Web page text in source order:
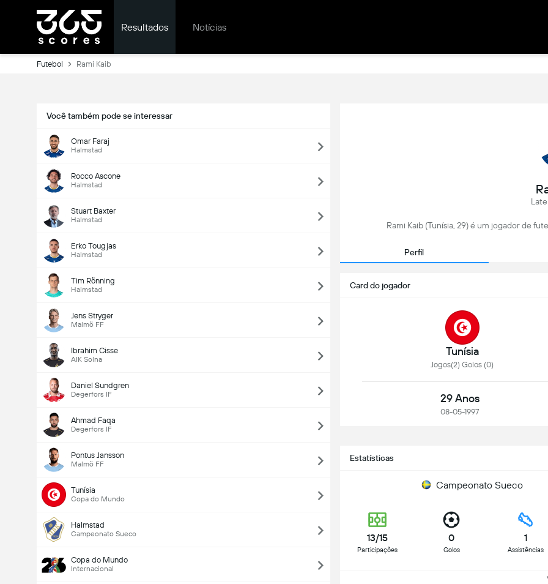
Resultados Notícias
Futebol Rami Kaib
Você também pode se interessar
Omar Faraj
Halmstad
Rocco Ascone
Halmstad
Stuart Baxter
Halmstad
Erko Tougjas
Halmstad
Tim Rönning
Halmstad
Jens Stryger
Malmö FF
Ibrahim Cisse
AIK Solna
Daniel Sundgren
Degerfors IF
Ahmad Faqa
Degerfors IF
Pontus Jansson
Malmö FF
Tunísia
Copa do Mundo
Halmstad
Campeonato Sueco
Copa do Mundo
Internacional
Rami Kaib (Tunísia, 29) é um jogador de
Perfil
Card do jogador
Tunísia
Jogos(2) Golos (0)
29 Anos
08-05-1997
Estatísticas
Campeonato Sueco
13/15
Participações
0
Golos
1
Assistências